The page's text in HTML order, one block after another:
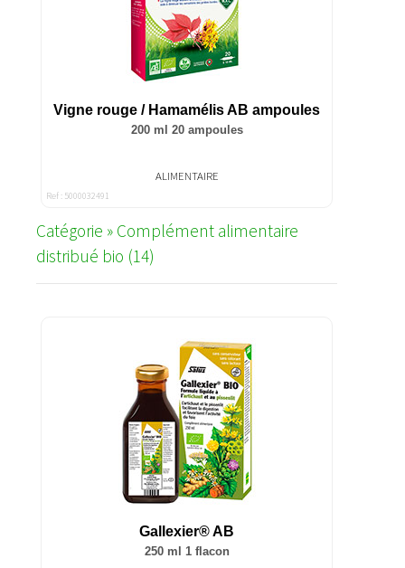
Vigne rouge / Hamamélis AB ampoules
200 ml 20 ampoules
ALIMENTAIRE
Ref : 5000032491
Catégorie » Complément alimentaire
distribué bio (14)
Gallexier® AB
250 ml 1 flacon